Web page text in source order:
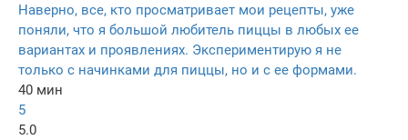
Наверно, все, кто просматривает мои рецепты, уже
поняли, что я большой любитель пиццы в любых ее
вариантах и проявлениях. Экспериментирую я не
только с начинками для пиццы, но и с ее формами.
40 мин
5
5.0